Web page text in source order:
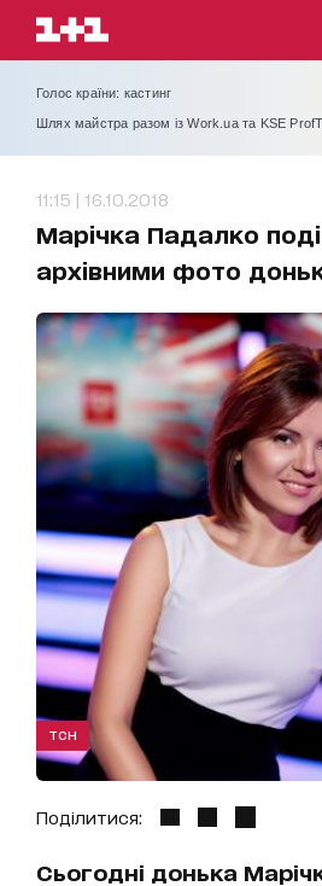
Голос країни: кастинг
Шлях майстра разом із Work.ua та KSE
11:15 | 16.10.2018
Марічка Падалко
архівними фото
ТСН
Поділитися:
Сьогодні донька